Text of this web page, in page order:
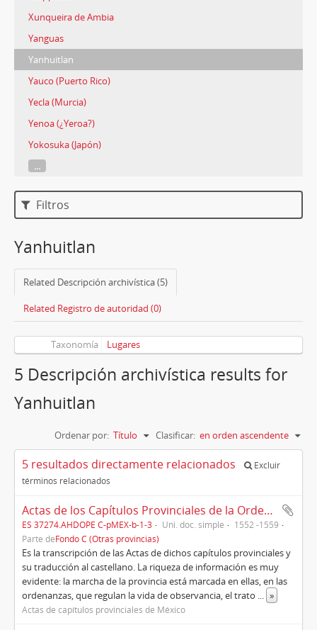
Xunqueira de Ambia
Yanguas
Yanhuitlan
Yauco (Puerto Rico)
Yecla (Murcia)
Yenoa (¿Yeroa?)
Yokosuka (Japón)
...
Filtros
Yanhuitlan
Related Descripción archivística (5)
Related Registro de autoridad (0)
Taxonomía Lugares
5 Descripción archivística results for
Yanhuitlan
Ordenar por: Título Clasificar: en orden ascendente
5 resultados directamente relacionados
Excluir
términos relacionados
Actas de los Capítulos Provinciales de la Orden de Predicadores de la Nueva España, siglo XVI (2)
ES 37274.AHDOPE C-pMEX-b-1-3 Uni. doc. simple
1552 -1559
Parte deFondo C (Otras provincias)
Es la transcripción de las Actas de dichos capítulos provinciales y
su traducción al castellano. La riqueza de información es muy
evidente: la marcha de la provincia está marcada en ellas, en las
ordenanzas, que regulan la vida de observancia, el trato ... »
Actas de capítulos provinciales de México